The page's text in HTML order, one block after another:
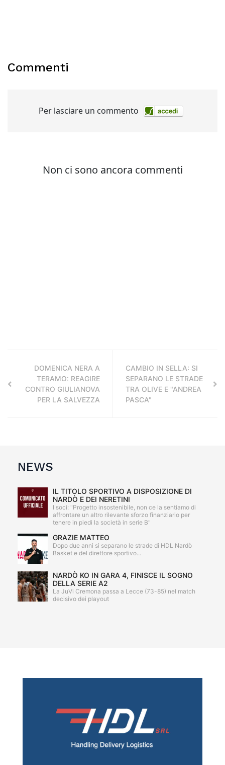
Commenti
DOMENICA NERA A
TERAMO: REAGIRE
CONTRO GIULIANOVA
PER LA SALVEZZA
CAMBIO IN SELLA: SI
SEPARANO LE STRADE
TRA OLIVE E "ANDREA
PASCA"
NEWS
IL TITOLO SPORTIVO A DISPOSIZIONE DI
NARDÒ E DEI NERETINI
I soci: "Progetto insostenibile, non ce la sentiamo di
affrontare un altro rilevante sforzo finanziario per
tenere in piedi la società in serie B"
GRAZIE MATTEO
Dopo due anni si separano le strade di HDL Nardò
Basket e del direttore sportivo...
NARDÒ KO IN GARA 4, FINISCE IL SOGNO
DELLA SERIE A2
La JuVi Cremona passa a Lecce (73-85) nel match
decisivo dei playout